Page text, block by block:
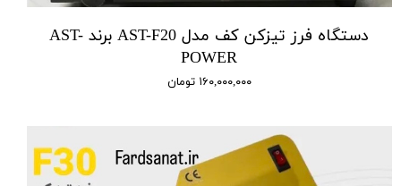
دستگاه فرز تیزکن کف مدل AST-F20 برند AST-
POWER
۱۶۰,۰۰۰,۰۰۰ تومان